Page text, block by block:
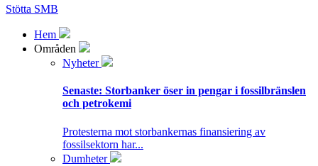
Stötta SMB
Hem
Områden
Nyheter
Senaste: Storbanker öser in pengar i fossilbränslen
och petrokemi
Protesterna mot storbankernas finansiering av
fossilsektorn har...
Dumheter